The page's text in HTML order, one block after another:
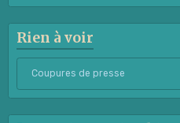
Rien à voir
Coupures de presse